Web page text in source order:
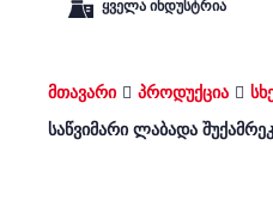
ყველა ინდუსტრია
მთავარი პროდუქცია
საწვიმარი ლაბადა